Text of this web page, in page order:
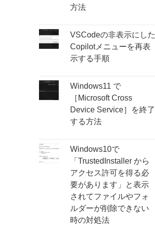
方法
VSCodeの非表示にした
Copilotメニューを再表
示する手順
Windows11 で
［Microsoft Cross
Device Service］を終了
する方法
Windows10で
「TrustedInstaller から
アクセス許可を得る必
要があります」と表示
されてファイルやフォ
ルダーが削除できない
時の対処法